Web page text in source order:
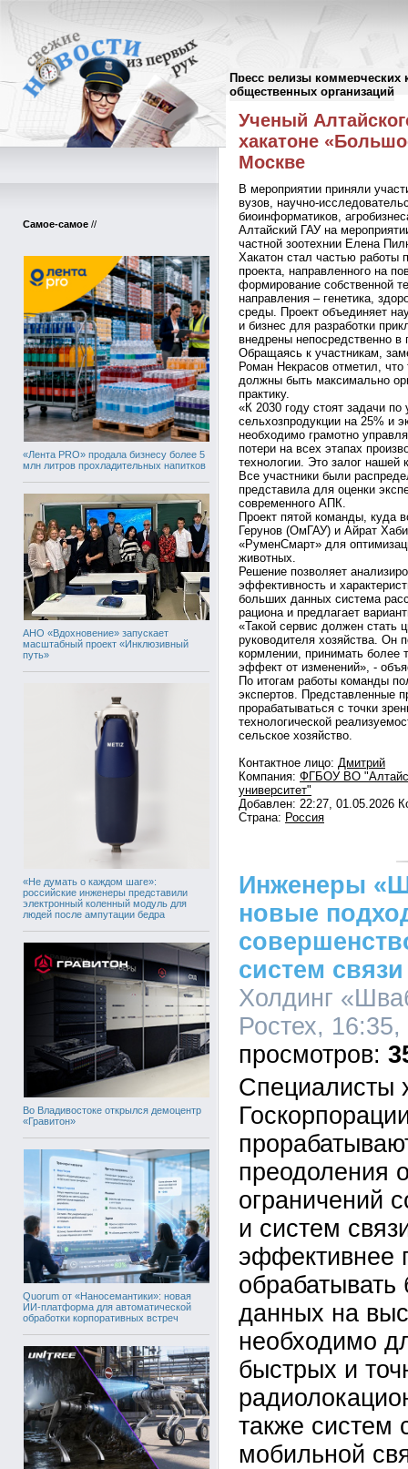
Пресс релизы коммерческих
общественных организаций
Самое-самое //
«Лента PRO» продала бизнесу более 5
млн литров прохладительных напитков
АНО «Вдохновение» запускает
масштабный проект «Инклюзивный
путь»
«Не думать о каждом шаге»:
российские инженеры представили
электронный коленный модуль для
людей после ампутации бедра
Во Владивостоке открылся демоцентр
«Гравитон»
Quorum от «Наносемантики»: новая
ИИ-платформа для автоматической
обработки корпоративных встреч
Пресс-релизы//
Ученый
хакатоне
Москве
В мероприятии приняли
вузов, научно-
биоинформатиков,
Алтайский ГАУ на
частной зоотехнии Елена
Хакатон стал частью работы
проекта, направленного на
формирование собственной
направления – генетика,
среды. Проект объединяет
и бизнес для разработки
внедрены непосредственно в
Обращаясь к участникам,
Роман Некрасов отметил,
должны быть максимально
практику.
«К 2030 году стоят задачи
сельхозпродукции на 25% и
необходимо грамотно
потери на всех этапах
технологии. Это залог нашей
Все участники были
представила для оценки
современного АПК.
Проект пятой команды,
Герунов (ОмГАУ) и Айрат
«РуменСмарт» для
животных.
Решение позволяет
эффективность и
больших данных система
рациона и предлагает
«Такой сервис должен стать
руководителя хозяйства. Он
кормлении, принимать более
эффект от изменений», -
По итогам работы команды
экспертов. Представленные
прорабатываться с точки
технологической
сельское хозяйство.
Контактное лицо: Дмитрий
Компания: ФГБОУ ВО
университет"
Добавлен: 22:27, 01.05.2026
Страна: Россия
Инженеры
новые
систем
Холдинг
Ростех,
Специалисты
преодоления
ограничений
и систем
эффективнее
данных на
необходимо
быстрых и
также систем
мобильной